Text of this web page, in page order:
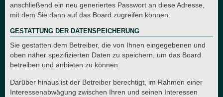
anschließend ein neu generiertes Passwort an diese Adresse,
mit dem Sie dann auf das Board zugreifen können.
GESTATTUNG DER DATENSPEICHERUNG
Sie gestatten dem Betreiber, die von Ihnen eingegebenen und
oben näher spezifizierten Daten zu speichern, um das Board
betreiben und anbieten zu können.
Darüber hinaus ist der Betreiber berechtigt, im Rahmen einer
Interessenabwägung zwischen Ihren und seinen Interessen